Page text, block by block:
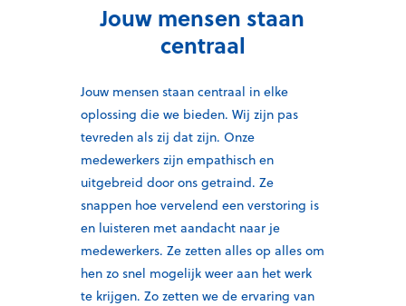
Jouw mensen staan
centraal
Jouw mensen staan centraal in elke
oplossing die we bieden. Wij zijn pas
tevreden als zij dat zijn. Onze
medewerkers zijn empathisch en
uitgebreid door ons getraind. Ze
snappen hoe vervelend een verstoring is
en luisteren met aandacht naar je
medewerkers. Ze zetten alles op alles om
hen zo snel mogelijk weer aan het werk
te krijgen. Zo zetten we de ervaring van